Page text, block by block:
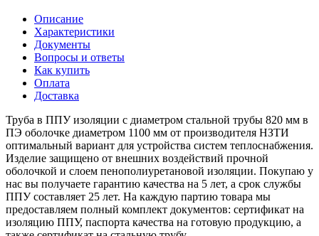
Описание
Характеристики
Документы
Вопросы и ответы
Как купить
Оплата
Доставка
Труба в ППУ изоляции с диаметром стальной трубы 820 мм в
ПЭ оболочке диаметром 1100 мм от производителя НЗТИ
оптимальный вариант для устройства систем теплоснабжения.
Изделие защищено от внешних воздействий прочной
оболочкой и слоем пенополиуретановой изоляции. Покупаю у
нас вы получаете гарантию качества на 5 лет, а срок службы
ППУ составляет 25 лет. На каждую партию товара мы
предоставляем полный комплект документов: сертификат на
изоляцию ППУ, паспорта качества на готовую продукцию, а